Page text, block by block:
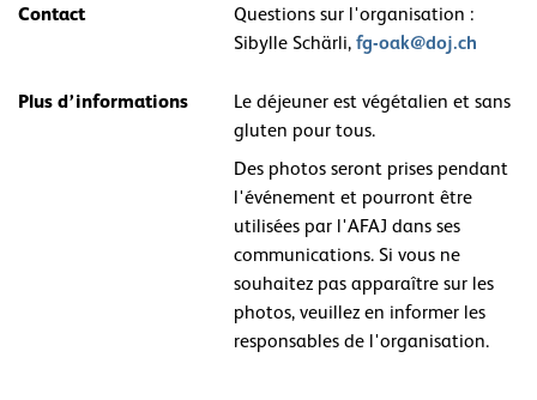
Contact
Questions sur l'organisation :
Sibylle Schärli, fg-oak@doj.ch
Plus d’informations
Le déjeuner est végétalien et sans
gluten pour tous.
Des photos seront prises pendant
l'événement et pourront être
utilisées par l'AFAJ dans ses
communications. Si vous ne
souhaitez pas apparaître sur les
photos, veuillez en informer les
responsables de l'organisation.